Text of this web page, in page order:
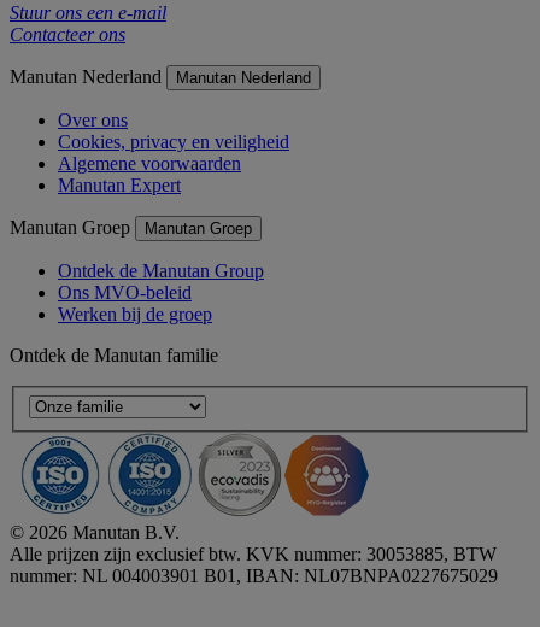
Stuur ons een e-mail
Contacteer ons
Manutan Nederland Manutan Nederland
Over ons
Cookies, privacy en veiligheid
Algemene voorwaarden
Manutan Expert
Manutan Groep Manutan Groep
Ontdek de Manutan Group
Ons MVO-beleid
Werken bij de groep
Ontdek de Manutan familie
© 2026 Manutan B.V.
Alle prijzen zijn exclusief btw. KVK nummer: 30053885, BTW
nummer: NL 004003901 B01, IBAN: NL07BNPA0227675029